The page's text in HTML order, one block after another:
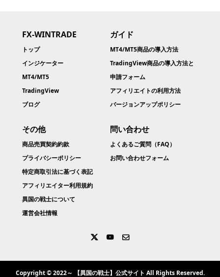
FX-WINTRADE
トップ
インジケーター
MT4/MT5
TradingView
ブログ
ガイド
MT4/MT5商品の導入方法
TradingView商品の導入方法と
申請フォーム
アフィリエイトの利用方法
バージョンアップポリシー
その他
商品売買契約約款​
プライバシーポリシー
特定商取引法に基づく表記
アフィリエイター利用規約
異国の戦士について
運営会社情報
問い合わせ
よくあるご質問（FAQ）
お問い合わせフォーム
Copyright © 2022～ 【異国の戦士】公式サイト All Rights Reserved.